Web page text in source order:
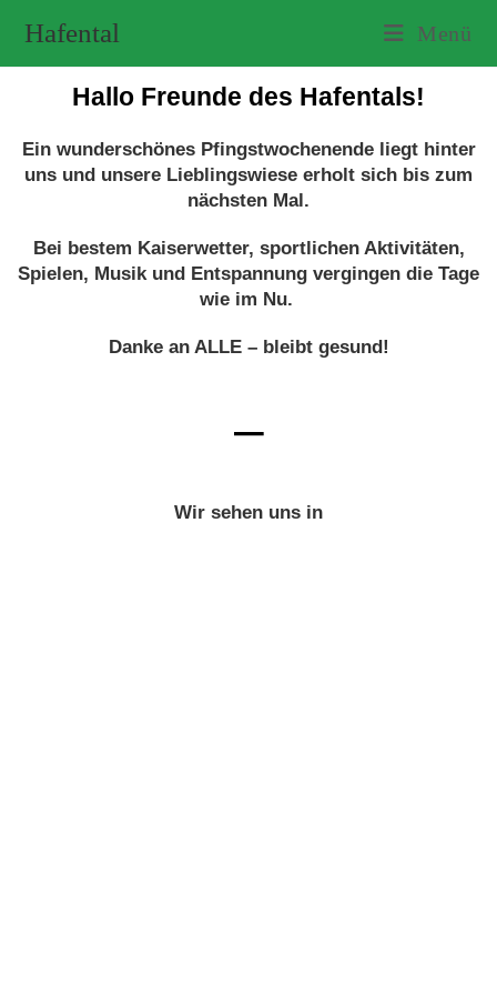
Hafental Menü
Hallo Freunde des Hafentals!
Ein wunderschönes Pfingstwochenende liegt hinter
uns und unsere Lieblingswiese erholt sich bis zum
nächsten Mal.
Bei bestem Kaiserwetter, sportlichen Aktivitäten,
Spielen, Musik und Entspannung vergingen die Tage
wie im Nu.
Danke an ALLE – bleibt gesund!
–
Wir sehen uns in